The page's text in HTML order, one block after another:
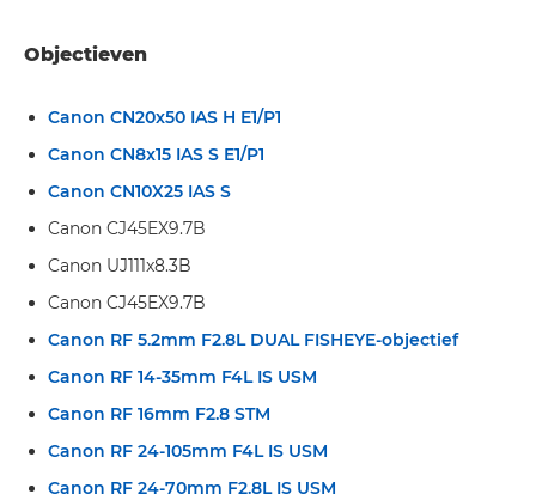
Objectieven
Canon CN20x50 IAS H E1/P1
Canon CN8x15 IAS S E1/P1
Canon CN10X25 IAS S
Canon CJ45EX9.7B
Canon UJ111x8.3B
Canon CJ45EX9.7B
Canon RF 5.2mm F2.8L DUAL FISHEYE-objectief
Canon RF 14-35mm F4L IS USM
Canon RF 16mm F2.8 STM
Canon RF 24-105mm F4L IS USM
Canon RF 24-70mm F2.8L IS USM